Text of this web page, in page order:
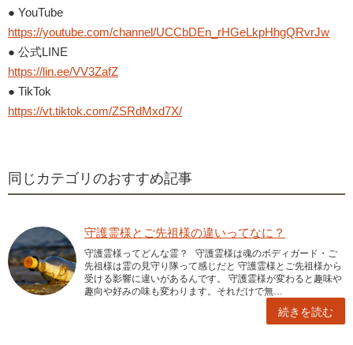
● YouTube
https://youtube.com/channel/UCCbDEn_rHGeLkpHhgQRvrJw
● 公式LINE
https://lin.ee/VV3ZafZ
● TikTok
https://vt.tiktok.com/ZSRdMxd7X/
同じカテゴリのおすすめ記事
守護霊様とご先祖様の違いってなに？
守護霊様ってどんな霊？ 守護霊様は魂のボディガード・ご
先祖様は霊の見守り隊って感じだと 守護霊様とご先祖様から
受ける影響に違いがあるんです。 守護霊様が変わると趣味や
趣向や好みの味も変わります。それだけで無…
続きを読む